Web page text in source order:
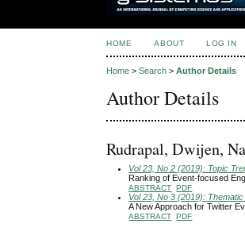
HOME ABOUT LOG IN
Home >Search >Author Details
Author Details
Rudrapal, Dwijen,
Vol 23, No 2 (2019): Topic
Ranking of Event-focused
ABSTRACT PDF
Vol 23, No 3 (2019):
A New Approach for Twitter
ABSTRACT PDF